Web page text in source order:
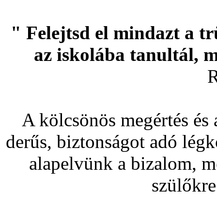
" Felejtsd el mindazt a
az iskolába tanultál,
A kölcsönös megértés
derűs, biztonságot adó
alapelvünk a bizalom,